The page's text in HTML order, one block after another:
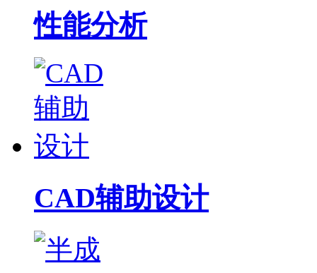
性能分析
CAD辅助设计